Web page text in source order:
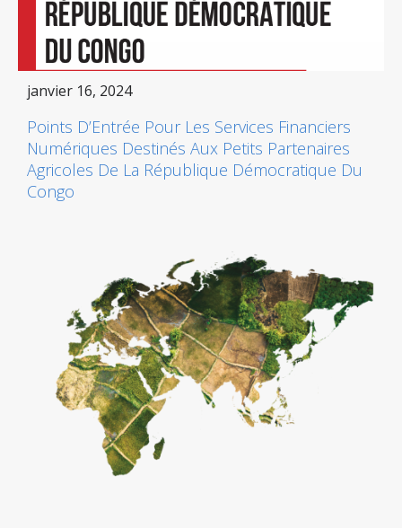
janvier 16, 2024
Points D’Entrée Pour Les Services Financiers
Numériques Destinés Aux Petits Partenaires
Agricoles De La République Démocratique Du
Congo